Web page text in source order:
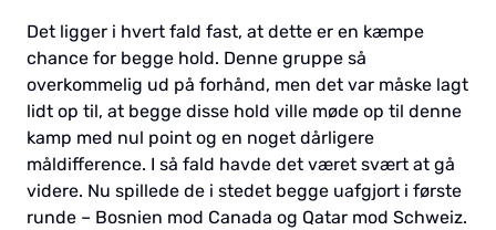
Det ligger i hvert fald fast, at dette er en kæmpe
chance for begge hold. Denne gruppe så
overkommelig ud på forhånd, men det var måske lagt
lidt op til, at begge disse hold ville møde op til denne
kamp med nul point og en noget dårligere
måldifference. I så fald havde det været svært at gå
videre. Nu spillede de i stedet begge uafgjort i første
runde – Bosnien mod Canada og Qatar mod Schweiz.